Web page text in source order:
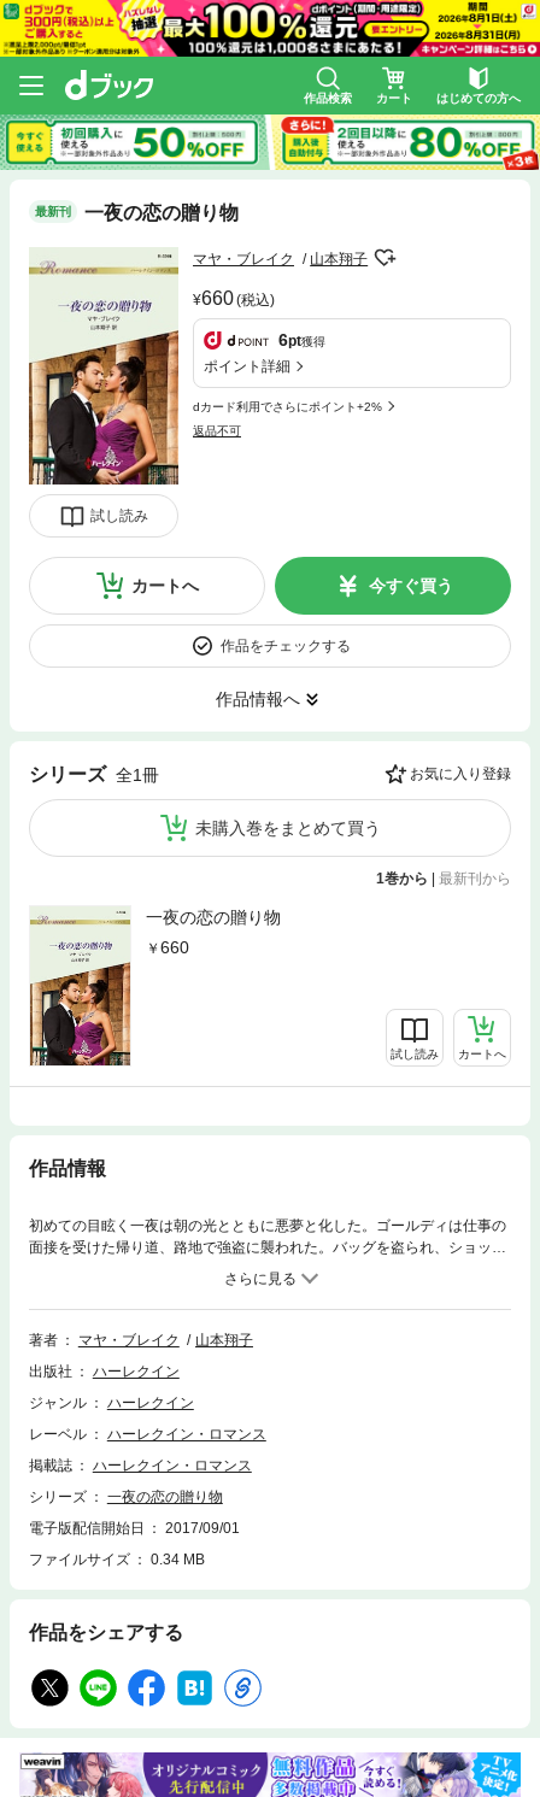
作品検索 カート はじめての方へ
最新刊 一夜の恋の贈り物
試し読み
マヤ・ブレイク 山本翔子
660(税込)
6pt獲得
ポイント詳細
dカード利用でさらにポイント+2%
返品不可
カートへ 今すぐ買う
作品をチェックする
作品情報へ
シリーズ 全1冊 お気に入り登録
未購入巻をまとめて買う
1巻から 最新刊から
一夜の恋の贈り物
660
試し読み カートへ
作品情報
初めての目眩く一夜は朝の光とともに悪夢と化した。ゴールディは仕事の
面接を受けた帰り道、路地で強盗に襲われた。バッグを盗られ、ショック
で呆然としていると、男性が通りかかった。彼はゴールディの怪我を応急
処置してくれたばかりか、ガエル・アギラルと名乗り、仕事まで紹介して
くれるという。スペイン人の大富豪が、なぜ私なんかに優しくしてくれる
の？ガエルのリムジンに乗り込んだときには、彼女はすでに彼に夢中で、
朝、ガエルの姿は消えていた。枕元の1万ドルと引き替えに。私は娼婦じ
ゃないわ！ 憤るゴールディは後日妊娠に気づき……。■R‐3259『愛なき
また、愛を知らずに育ちました。ゴールディの妊娠を知って、ビジネスラ
イクな提案をしますが……。
著者 マヤ・ブレイク
山本翔子
出版社
ハーレクイン
ジャンル
ハーレクイン
レーベル
ハーレクイン・ロマンス
掲載誌
ハーレクイン・ロマンス
シリーズ
一夜の恋の贈り物
電子版配信開始日
2017/09/01
ファイルサイズ
0.34 MB
作品をシェアする